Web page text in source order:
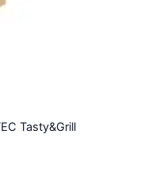
Tasty&Grill